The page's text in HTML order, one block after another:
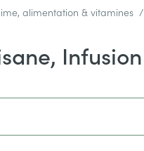
alimentation & vitamines /
Infusion